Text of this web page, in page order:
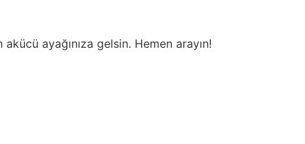
ayağınıza gelsin. Hemen arayın!